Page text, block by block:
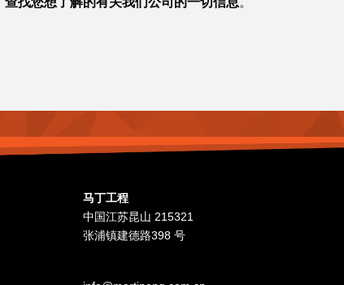
马丁工程
中国江苏昆山 215321
张浦镇建德路398 号